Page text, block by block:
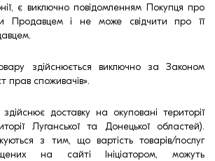
є виключно повідомленням Покупця про
Продавцем і не може свідчити про її
здійснюється виключно за Законом
прав споживачів».
доставку на окуповані території
Луганської та Донецької областей).
з тим, що вартість товарів/послуг
на сайті Ініціатором, можуть